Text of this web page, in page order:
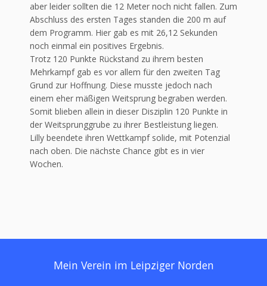
aber leider sollten die 12 Meter noch nicht fallen. Zum
Abschluss des ersten Tages standen die 200 m auf
dem Programm. Hier gab es mit 26,12 Sekunden
noch einmal ein positives Ergebnis.
Trotz 120 Punkte Rückstand zu ihrem besten
Mehrkampf gab es vor allem für den zweiten Tag
Grund zur Hoffnung. Diese musste jedoch nach
einem eher mäßigen Weitsprung begraben werden.
Somit blieben allein in dieser Disziplin 120 Punkte in
der Weitsprunggrube zu ihrer Bestleistung liegen.
Lilly beendete ihren Wettkampf solide, mit Potenzial
nach oben. Die nächste Chance gibt es in vier
Wochen.
Mein Verein im Leipziger Norden